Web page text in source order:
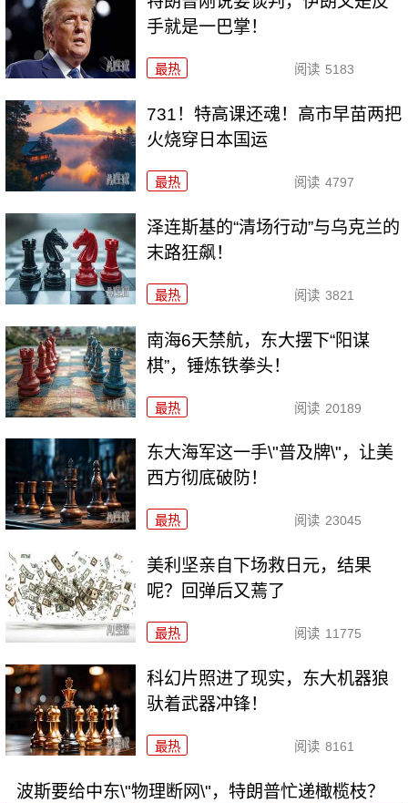
手就是一巴掌！
最热 阅读 5183
731！特高课还魂！高市早苗两把
火烧穿日本国运
最热 阅读 4797
泽连斯基的“清场行动”与乌克兰的
末路狂飙！
最热 阅读 3821
南海6天禁航，东大摆下“阳谋
棋”，锤炼铁拳头！
最热 阅读 20189
东大海军这一手\"普及牌\"，让美
西方彻底破防！
最热 阅读 23045
美利坚亲自下场救日元，结果
呢？回弹后又蔫了
最热 阅读 11775
科幻片照进了现实，东大机器狼
驮着武器冲锋！
最热 阅读 8161
波斯要给中东\"物理断网\"，特朗普忙递橄榄枝？